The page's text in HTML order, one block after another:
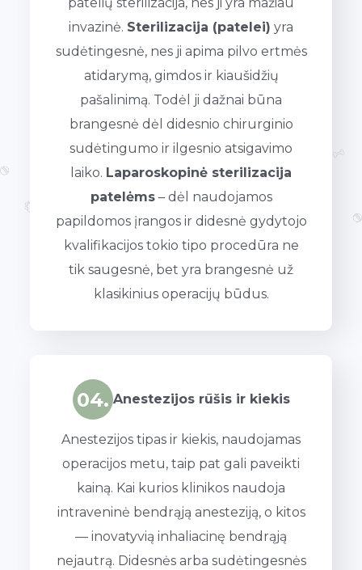
patelių sterilizacija, nes ji yra mažiau
invazinė. Sterilizacija (patelei) yra
sudėtingesnė, nes ji apima pilvo ertmės
atidarymą, gimdos ir kiaušidžių
pašalinimą. Todėl ji dažnai būna
brangesnė dėl didesnio chirurginio
sudėtingumo ir ilgesnio atsigavimo
laiko. Laparoskopinė sterilizacija
patelėms– dėl naudojamos
papildomos įrangos ir didesnė gydytojo
kvalifikacijos tokio tipo procedūra ne
tik saugesnė, bet yra brangesnė už
klasikinius operacijų būdus.
04. Anestezijos rūšis ir kiekis
Anestezijos tipas ir kiekis, naudojamas
operacijos metu, taip pat gali paveikti
kainą. Kai kurios klinikos naudoja
intraveninė bendrąją anesteziją, o kitos
— inovatyvią inhaliacinę bendrąją
nejautrą. Didesnės arba sudėtingesnės